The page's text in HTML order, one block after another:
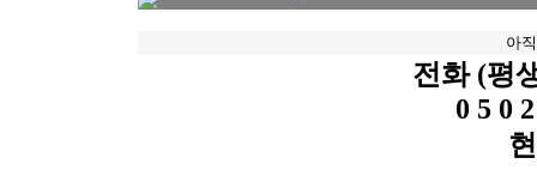
아
전화 (평
0 5 0